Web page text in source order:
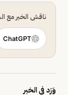
ناقش الخبر مع
ChatGPT
وَرَد في الخبر